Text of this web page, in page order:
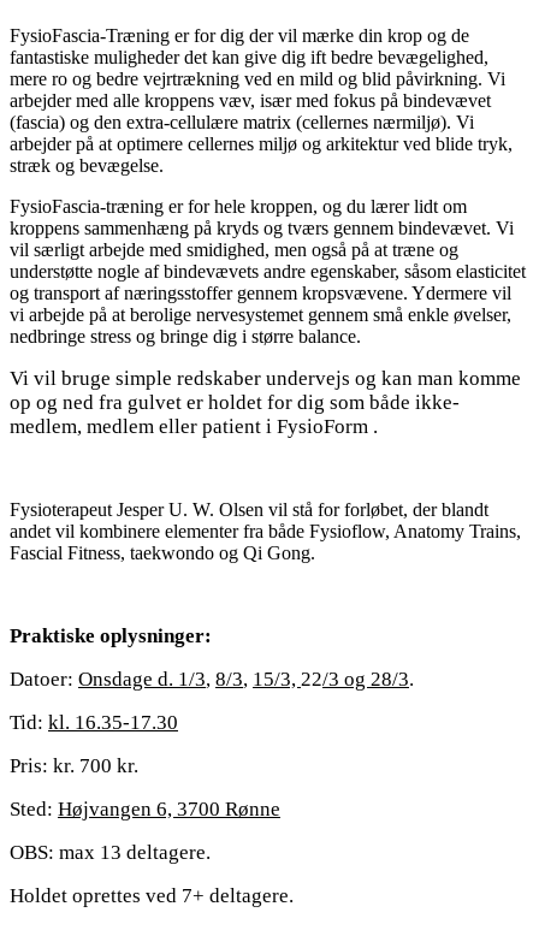
FysioFascia-Træning er for dig der vil mærke din krop og de
fantastiske muligheder det kan give dig ift bedre bevægelighed,
mere ro og bedre vejrtrækning ved en mild og blid påvirkning. Vi
arbejder med alle kroppens væv, især med fokus på bindevævet
(fascia) og den extra-cellulære matrix (cellernes nærmiljø). Vi
arbejder på at optimere cellernes miljø og arkitektur ved blide tryk,
stræk og bevægelse.
FysioFascia-træning er for hele kroppen, og du lærer lidt om
kroppens sammenhæng på kryds og tværs gennem bindevævet. Vi
vil særligt arbejde med smidighed, men også på at træne og
understøtte nogle af bindevævets andre egenskaber, såsom elasticitet
og transport af næringsstoffer gennem kropsvævene. Ydermere vil
vi arbejde på at berolige nervesystemet gennem små enkle øvelser,
nedbringe stress og bringe dig i større balance.
Vi vil bruge simple redskaber undervejs og kan man komme
op og ned fra gulvet er holdet for dig som både ikke-
medlem, medlem eller patient i FysioForm .
Fysioterapeut Jesper U. W. Olsen vil stå for forløbet, der blandt
andet vil kombinere elementer fra både Fysioflow, Anatomy Trains,
Fascial Fitness, taekwondo og Qi Gong.
Praktiske oplysninger:
Datoer: Onsdage d. 1/3, 8/3, 15/3, 22/3 og 28/3.
Tid: kl. 16.35-17.30
Pris: kr. 700 kr.
Sted: Højvangen 6, 3700 Rønne
OBS: max 13 deltagere.
Holdet oprettes ved 7+ deltagere.